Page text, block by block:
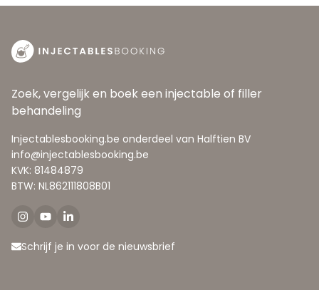
Zoek, vergelijk en boek een injectable of filler
behandeling
Injectablesbooking.be onderdeel van Halftien BV
info@injectablesbooking.be
KVK: 81484879
BTW: NL862111808B01
Schrijf je in voor de nieuwsbrief